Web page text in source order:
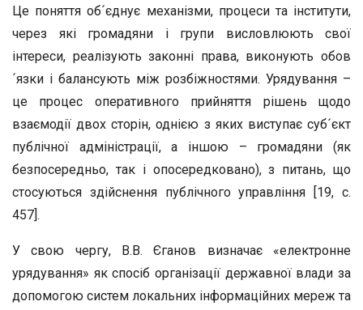
Це поняття об´єднує механізми, процеси та інститути,
через які громадяни і групи висловлюють свої
інтереси, реалізують законні права, виконують обов
´язки і балансують між розбіжностями. Урядування –
це процес оперативного прийняття рішень щодо
взаємодії двох сторін, однією з яких виступає суб´єкт
публічної адміністрації, а іншою – громадяни (як
безпосередньо, так і опосередковано), з питань, що
стосуються здійснення публічного управління [19, с.
457].
У свою чергу, В.В. Єганов визначає «електронне
урядування» як спосіб організації державної влади за
допомогою систем локальних інформаційних мереж та